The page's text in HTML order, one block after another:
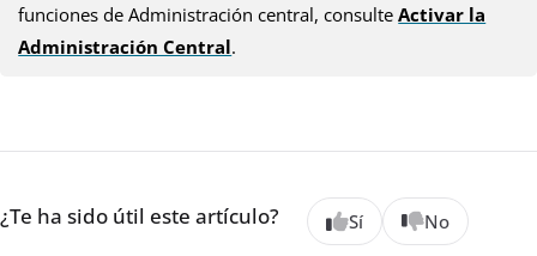
funciones de Administración central, consulte Activar la
Administración Central.
¿Te ha sido útil este artículo? Sí No